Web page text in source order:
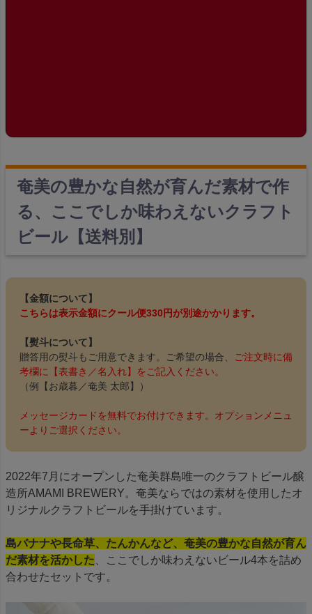
奄美の豊かな自然が育んだ素材で作
る、ここでしか味わえないクラフト
ビール【送料別】
【金額について】
こちらは表示金額にクール便330円が別途かかります。
【熨斗について】
贈答用の熨斗もご用意できます。ご希望の場合、
ご注文時に備
考欄に【表書き／名入れ】をご記入ください。
（例【お歳暮／奄美 太郎】）
メッセージカードを無料でお付けできます。オプションメニュ
ーよりご選択ください。
2022年7月にオープンした奄美群島唯一のクラフトビール醸
造所AMAMI BREWERY。奄美ならではの素材を使用したオ
リジナルクラフトビールを手掛けています。
島バナナや長命草、たんかんなど、奄美の豊かな自然が育ん
だ素材を活かした 、ここでしか味わえないビール4本を詰め
合わせたセットです。